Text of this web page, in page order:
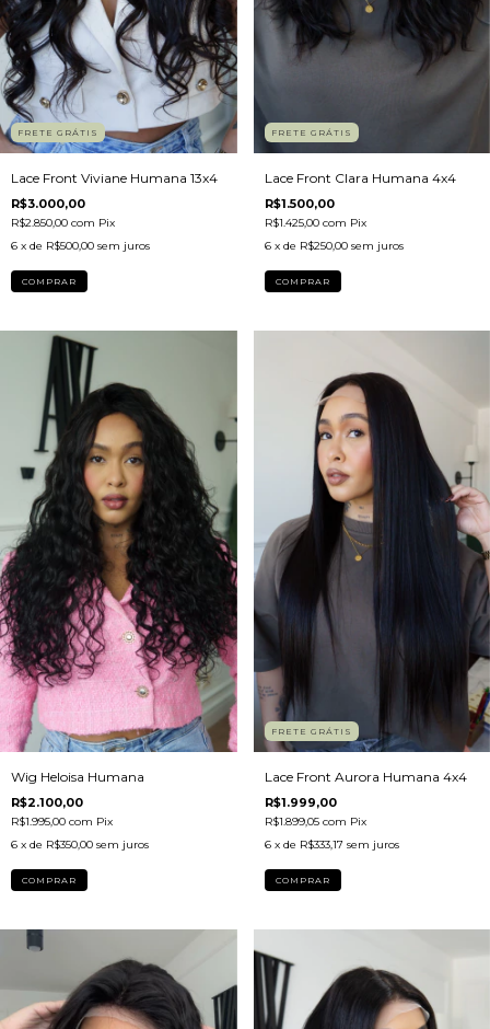
FRETE GRÁTIS
Lace Front Viviane Humana 13x4
R$3.000,00
R$2.850,00 com Pix
6 x de R$500,00 sem juros
COMPRAR
FRETE GRÁTIS
Lace Front Clara Humana 4x4
R$1.500,00
R$1.425,00 com Pix
6 x de R$250,00 sem juros
COMPRAR
Wig Heloisa Humana
R$2.100,00
R$1.995,00 com Pix
6 x de R$350,00 sem juros
COMPRAR
FRETE GRÁTIS
Lace Front Aurora Humana 4x4
R$1.999,00
R$1.899,05 com Pix
6 x de R$333,17 sem juros
COMPRAR